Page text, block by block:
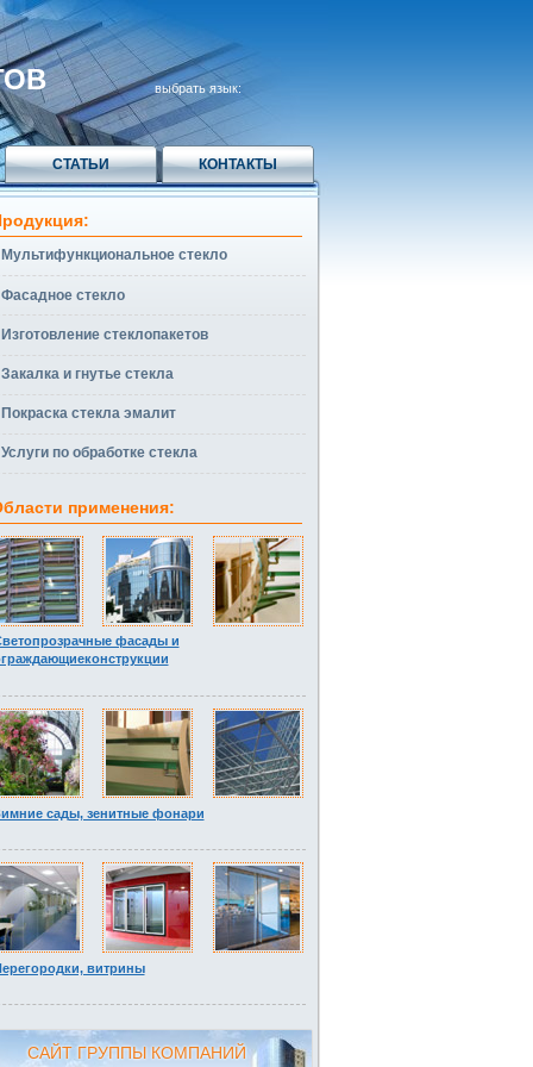
выбрать язык:
СТАТЬИ КОНТАКТЫ
Мультифункциональное стекло
Фасадное стекло
Изготовление стеклопакетов
Закалка и гнутье стекла
Покраска стекла эмалит
Услуги по обработке стекла
применения:
фасады и
сады, зенитные фонари
витрины
САЙТ ГРУППЫ КОМПАНИЙ